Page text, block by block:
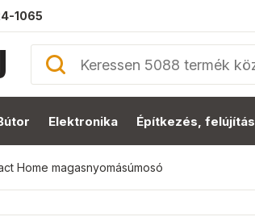
1065
Elektronika Építkezés, felújítás
Home magasnyomásúmosó